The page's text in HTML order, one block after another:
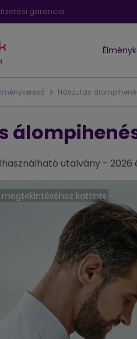
garancia
Nászutas
utalvány - 2026
megtekintéséhez kattints